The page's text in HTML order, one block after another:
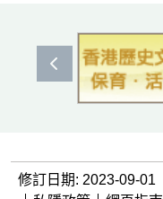
上一個
修訂日期: 2023-09-01